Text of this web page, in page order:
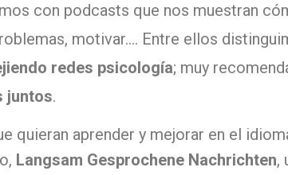
con podcasts que nos muestran
motivar…. Entre ellos
redes psicología; muy
juntos.
quieran aprender y mejorar en el
Langsam Gesprochene Nachrichten,